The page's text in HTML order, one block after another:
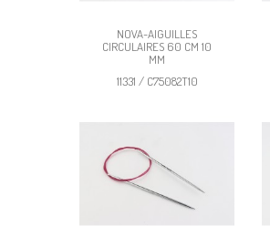
NOVA-AIGUILLES
CIRCULAIRES 60 CM 10
MM
11331 / C75082T10